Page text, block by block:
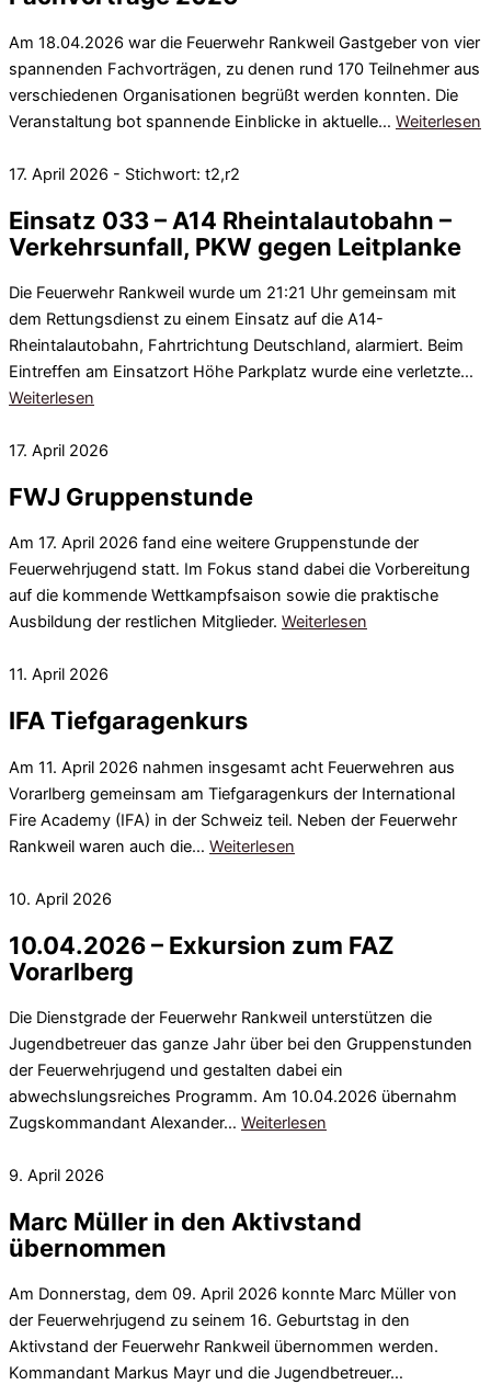
Am 18.04.2026 war die Feuerwehr Rankweil Gastgeber von vier
spannenden Fachvorträgen, zu denen rund 170 Teilnehmer aus
verschiedenen Organisationen begrüßt werden konnten. Die
Veranstaltung bot spannende Einblicke in aktuelle… Weiterlesen
17. April 2026 - Stichwort: t2,r2
Einsatz 033 – A14 Rheintalautobahn –
Verkehrsunfall, PKW gegen Leitplanke
Die Feuerwehr Rankweil wurde um 21:21 Uhr gemeinsam mit
dem Rettungsdienst zu einem Einsatz auf die A14-
Rheintalautobahn, Fahrtrichtung Deutschland, alarmiert. Beim
Eintreffen am Einsatzort Höhe Parkplatz wurde eine verletzte…
Weiterlesen
17. April 2026
FWJ Gruppenstunde
Am 17. April 2026 fand eine weitere Gruppenstunde der
Feuerwehrjugend statt. Im Fokus stand dabei die Vorbereitung
auf die kommende Wettkampfsaison sowie die praktische
Ausbildung der restlichen Mitglieder. Weiterlesen
11. April 2026
IFA Tiefgaragenkurs
Am 11. April 2026 nahmen insgesamt acht Feuerwehren aus
Vorarlberg gemeinsam am Tiefgaragenkurs der International
Fire Academy (IFA) in der Schweiz teil. Neben der Feuerwehr
Rankweil waren auch die… Weiterlesen
10. April 2026
10.04.2026 – Exkursion zum FAZ
Vorarlberg
Die Dienstgrade der Feuerwehr Rankweil unterstützen die
Jugendbetreuer das ganze Jahr über bei den Gruppenstunden
der Feuerwehrjugend und gestalten dabei ein
abwechslungsreiches Programm. Am 10.04.2026 übernahm
Zugskommandant Alexander… Weiterlesen
9. April 2026
Marc Müller in den Aktivstand
übernommen
Am Donnerstag, dem 09. April 2026 konnte Marc Müller von
der Feuerwehrjugend zu seinem 16. Geburtstag in den
Aktivstand der Feuerwehr Rankweil übernommen werden.
Kommandant Markus Mayr und die Jugendbetreuer…